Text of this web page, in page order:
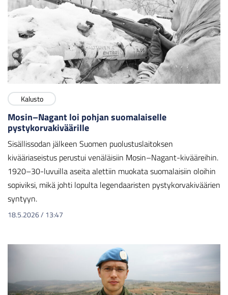
Kalusto
Mosin–Nagant loi pohjan suomalaiselle
pystykorvakiväärille
Sisällissodan jälkeen Suomen puolustuslaitoksen
kivääriaseistus perustui venäläisiin Mosin–Nagant-kivääreihin.
1920–30-luvuilla aseita alettiin muokata suomalaisiin oloihin
sopiviksi, mikä johti lopulta legendaaristen pystykorvakiväärien
syntyyn.
18.5.2026/ 13:47